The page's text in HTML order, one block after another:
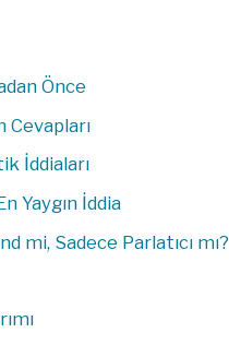
Önce
Cevapları
İddiaları
Yaygın İddia
mi, Sadece Parlatıcı mı?